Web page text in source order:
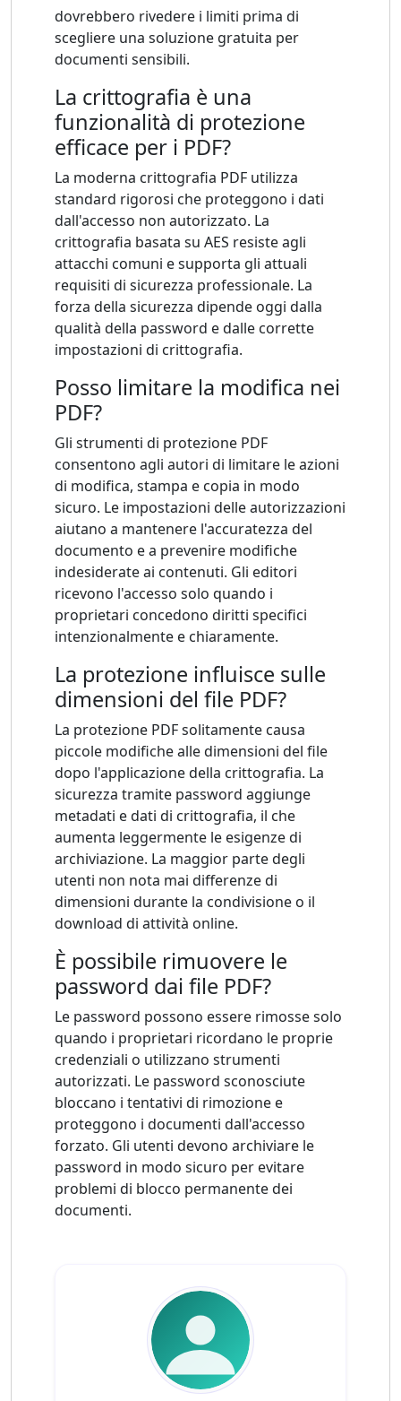
dovrebbero rivedere i limiti prima di
scegliere una soluzione gratuita per
documenti sensibili.
La crittografia è una
funzionalità di protezione
efficace per i PDF?
La moderna crittografia PDF utilizza
standard rigorosi che proteggono i dati
dall'accesso non autorizzato. La
crittografia basata su AES resiste agli
attacchi comuni e supporta gli attuali
requisiti di sicurezza professionale. La
forza della sicurezza dipende oggi dalla
qualità della password e dalle corrette
impostazioni di crittografia.
Posso limitare la modifica nei
PDF?
Gli strumenti di protezione PDF
consentono agli autori di limitare le azioni
di modifica, stampa e copia in modo
sicuro. Le impostazioni delle autorizzazioni
aiutano a mantenere l'accuratezza del
documento e a prevenire modifiche
indesiderate ai contenuti. Gli editori
ricevono l'accesso solo quando i
proprietari concedono diritti specifici
intenzionalmente e chiaramente.
La protezione influisce sulle
dimensioni del file PDF?
La protezione PDF solitamente causa
piccole modifiche alle dimensioni del file
dopo l'applicazione della crittografia. La
sicurezza tramite password aggiunge
metadati e dati di crittografia, il che
aumenta leggermente le esigenze di
archiviazione. La maggior parte degli
utenti non nota mai differenze di
dimensioni durante la condivisione o il
download di attività online.
È possibile rimuovere le
password dai file PDF?
Le password possono essere rimosse solo
quando i proprietari ricordano le proprie
credenziali o utilizzano strumenti
autorizzati. Le password sconosciute
bloccano i tentativi di rimozione e
proteggono i documenti dall'accesso
forzato. Gli utenti devono archiviare le
password in modo sicuro per evitare
problemi di blocco permanente dei
documenti.